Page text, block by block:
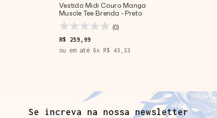
Vestido Midi Couro Manga
Muscle Tee Brenda - Preto
(0)
R$ 259,99
ou em até 6x R$ 43,33
Se increva na nossa newsletter